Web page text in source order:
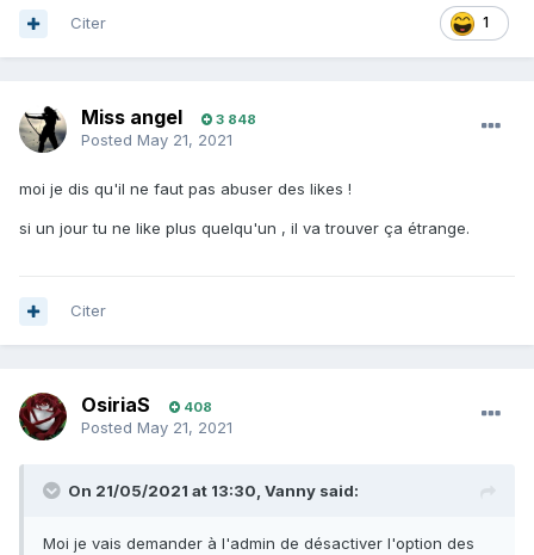
1
Citer
Miss angel 3 848
Posted May 21, 2021
moi je dis qu'il ne faut pas abuser des likes !
si un jour tu ne like plus quelqu'un , il va trouver ça étrange.
Citer
OsiriaS 408
Posted May 21, 2021
On 21/05/2021 at 13:30, Vanny said:
Moi je vais demander à l'admin de désactiver l'option des